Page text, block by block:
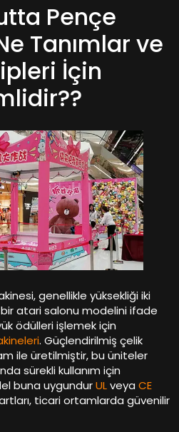
Pençe
Tanımlar ve
İçin
genellikle yüksekliği iki
atari salonu modelini ifade
ödülleri işlemek için
. Güçlendirilmiş çelik
ile üretilmiştir, bu üniteler
sürekli kullanım için
buna uygundurULveya CE
ticari ortamlarda güvenilir